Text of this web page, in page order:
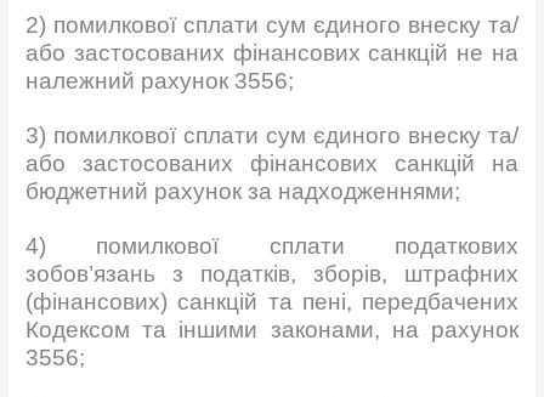
2) помилкової сплати сум єдиного внеску та/
або застосованих фінансових санкцій не на
належний рахунок 3556;
3) помилкової сплати сум єдиного внеску та/
або застосованих фінансових санкцій на
бюджетний рахунок за надходженнями;
4) помилкової сплати податкових
зобов’язань з податків, зборів, штрафних
(фінансових) санкцій та пені, передбачених
Кодексом та іншими законами, на рахунок
3556;